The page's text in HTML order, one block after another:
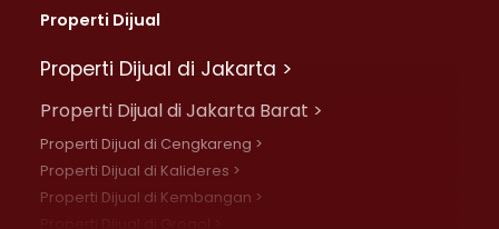
Properti Dijual
Properti Dijual di Jakarta >
Properti Dijual di Jakarta Barat >
Properti Dijual di Cengkareng >
Properti Dijual di Kalideres >
Properti Dijual di Kembangan >